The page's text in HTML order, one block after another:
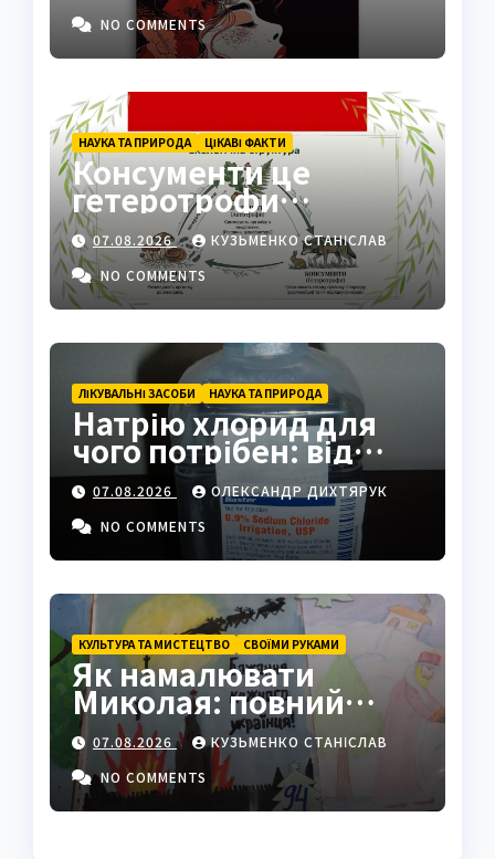
NO COMMENTS
НАУКА ТА ПРИРОДА ЦІКАВІ ФАКТИ
Консументи це
гетеротрофи
екосистеми
07.08.2026
КУЗЬМЕНКО СТАНІСЛАВ
NO COMMENTS
ЛІКУВАЛЬНІ ЗАСОБИ НАУКА ТА ПРИРОДА
Натрію хлорид для
чого потрібен: від
фізрозчину до
промисловості
07.08.2026
ОЛЕКСАНДР ДИХТЯРУК
NO COMMENTS
КУЛЬТУРА ТА МИСТЕЦТВО СВОЇМИ РУКАМИ
Як намалювати
Миколая: повний
покроковий гайд з
секретами майстрів
07.08.2026
КУЗЬМЕНКО СТАНІСЛАВ
NO COMMENTS